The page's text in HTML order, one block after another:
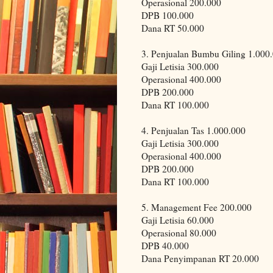
DPB 100.000
Dana RT 50.000
3. Penjualan Bumbu Giling
Gaji Letisia 300.000
Operasional 400.000
DPB 200.000
Dana RT 100.000
4. Penjualan Tas 1.000.000
Gaji Letisia 300.000
Operasional 400.000
DPB 200.000
Dana RT 100.000
5. Management Fee 200.000
Gaji Letisia 60.000
Operasional 80.000
DPB 40.000
Dana Penyimpanan RT 20.000